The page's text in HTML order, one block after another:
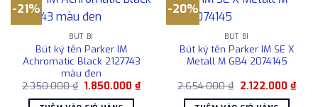
-21%
BÚT BI
Bút ký tên Parker IM
Achromatic Black 2127743
màu đen
2.350.000₫ Giá
là:
1.850.000₫Giá
-20%
BÚT BI
Bút ký tên Parker IM SE X
Metall M GB4 2074145
2.654.000₫ Giá
là:
2.122.000 ₫Giá